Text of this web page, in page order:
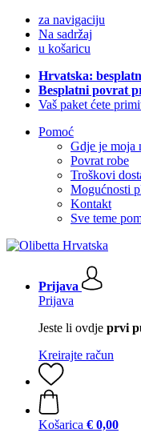
za navigaciju
Na sadržaj
u košaricu
Hrvatska:
Besplatni povrat
Vaš paket ćete
Pomoć
Gdje je moja
Povrat robe
Troškovi
Mogućnosti
Kontakt
Sve teme
Prijava
Prijava
Jeste li ovdje prvi
Kreirajte račun
Košarica € 0,00